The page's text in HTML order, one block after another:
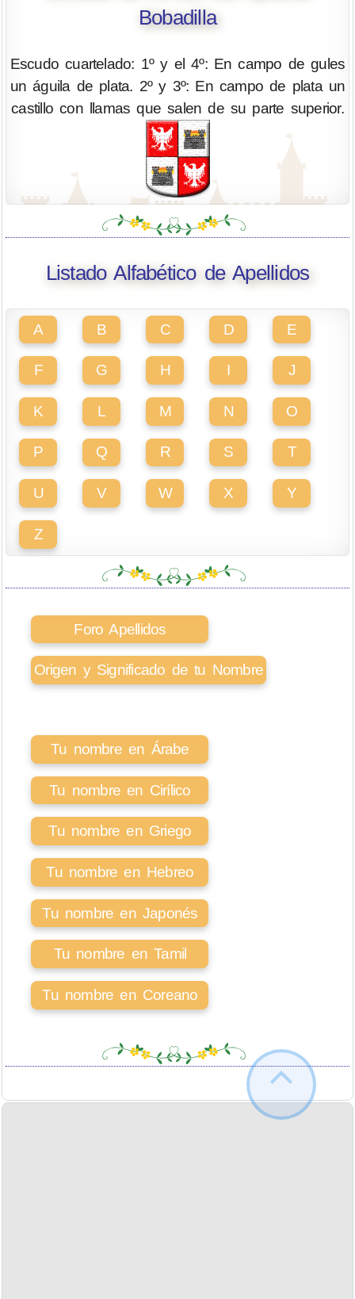
Bobadilla
Escudo cuartelado: 1º y el 4º: En campo de gules
un águila de plata. 2º y 3º: En campo de plata un
castillo con llamas que salen de su parte superior.
Listado Alfabético de Apellidos
A B C D E
F G H I J
K L M N O
P Q R S T
U V W X Y
Z
Foro Apellidos
Origen y Significado de tu Nombre
Tu nombre en Árabe
Tu nombre en Cirílico
Tu nombre en Griego
Tu nombre en Hebreo
Tu nombre en Japonés
Tu nombre en Tamil
Tu nombre en Coreano